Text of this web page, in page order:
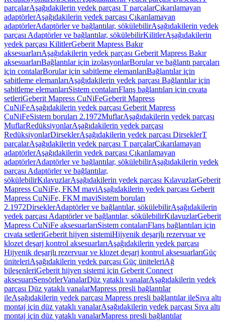
parçalarAşağıdakilerin yedek parçası T parçalarÇıkarılamayan
adaptörlerAşağıdakilerin yedek parçası Çıkarılamayan
adaptörlerAdaptörler ve bağlantılar, sökülebilirAşağıdakilerin yedek
parçası Adaptörler ve bağlantılar, sökülebilirKilitlerAşağıdakilerin
yedek parçası KilitlerGeberit Mapress Bakır
aksesuarlarıAşağıdakilerin yedek parçası Geberit Mapress Bakır
aksesuarlarıBağlantılar için izolasyonlarBorular ve bağlantı parçaları
için contalarBorular için sabitleme elemanlarıBağlantılar için
sabitleme elemanlarıAşağıdakilerin yedek parçası Bağlantılar için
sabitleme elemanlarıSistem contalarıFlanş bağlantıları için cıvata
setleriGeberit Mapress CuNiFeGeberit Mapress
CuNiFeAşağıdakilerin yedek parçası Geberit Mapress
CuNiFeSistem boruları 2.1972MuflarAşağıdakilerin yedek parçası
MuflarRedüksiyonlarAşağıdakilerin yedek parçası
RedüksiyonlarDirseklerAşağıdakilerin yedek parçası DirseklerT
parçalarAşağıdakilerin yedek parçası T parçalarÇıkarılamayan
adaptörlerAşağıdakilerin yedek parçası Çıkarılamayan
adaptörlerAdaptörler ve bağlantılar, sökülebilirAşağıdakilerin yedek
parçası Adaptörler ve bağlantılar,
sökülebilirKılavuzlarAşağıdakilerin yedek parçası KılavuzlarGeberit
Mapress CuNiFe, FKM maviAşağıdakilerin yedek parçası Geberit
Mapress CuNiFe, FKM maviSistem boruları
2.1972DirseklerAdaptörler ve bağlantılar, sökülebilirAşağıdakilerin
yedek parçası Adaptörler ve bağlantılar, sökülebilirKılavuzlarGeberit
Mapress CuNiFe aksesuarlarıSistem contalarıFlanş bağlantıları için
cıvata setleriGeberit hijyen sistemiHijyenik deşarjlı rezervuar ve
klozet deşarj kontrol aksesuarlarıAşağıdakilerin yedek parçası
Hijyenik deşarjlı rezervuar ve klozet deşarj kontrol aksesuarlarıGüç
üniteleriAşağıdakilerin yedek parçası Güç üniteleriAğ
bileşenleriGeberit hijyen sistemi için Geberit Connect
aksesuarıSensörlerVanalarDüz yataklı vanalarAşağıdakilerin yedek
parçası Düz yataklı vanalarMapress presli bağlantılar
ileAşağıdakilerin yedek parçası Mapress presli bağlantılar ileSıva altı
montaj için düz yataklı vanalarAşağıdakilerin yedek parçası Sıva altı
montaj için düz yataklı vanalarMapress presli bağlantılar